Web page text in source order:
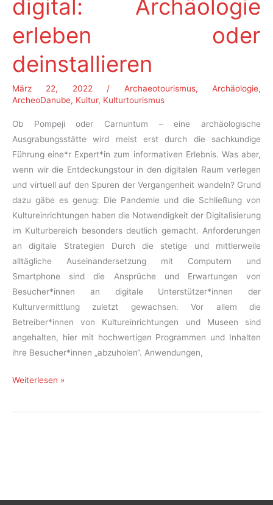
digital: Archäologie
erleben oder
deinstallieren
März 22, 2022/ Archaeotourismus,Archäologie,
ArcheoDanube, Kultur, Kulturtourismus
Ob Pompeji oder Carnuntum – eine archäologische
Ausgrabungsstätte wird meist erst durch die sachkundige
Führung eine*r Expert*in zum informativen Erlebnis. Was aber,
wenn wir die Entdeckungstour in den digitalen Raum verlegen
und virtuell auf den Spuren der Vergangenheit wandeln? Grund
dazu gäbe es genug: Die Pandemie und die Schließung von
Kultureinrichtungen haben die Notwendigkeit der Digitalisierung
im Kulturbereich besonders deutlich gemacht. Anforderungen
an digitale Strategien Durch die stetige und mittlerweile
alltägliche Auseinandersetzung mit Computern und
Smartphone sind die Ansprüche und Erwartungen von
Besucher*innen an digitale Unterstützer*innen der
Kulturvermittlung zuletzt gewachsen. Vor allem die
Betreiber*innen von Kultureinrichtungen und Museen sind
angehalten, hier mit hochwertigen Programmen und Inhalten
ihre Besucher*innen „abzuholen“. Anwendungen,
Kulturvermittlung
Archäologie
Weiterlesen »